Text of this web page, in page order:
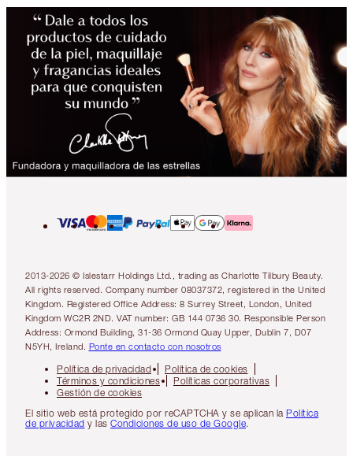
2013-2026 © Islestarr Holdings Ltd., trading as Charlotte Tilbury Beauty.
All rights reserved. Company number 08037372, registered in the United
Kingdom. Registered Office Address: 8 Surrey Street, London, United
Kingdom WC2R 2ND. VAT number: GB 144 0736 30. Responsible Person
Address: Ormond Building, 31-36 Ormond Quay Upper, Dublin 7, D07
N5YH, Ireland. Ponte en contacto con nosotros
Política de privacidad
Política de cookies
Términos y condiciones
Políticas corporativas
Gestión de cookies
El sitio web está protegido por reCAPTCHA y se aplican la Política
de privacidad y las Condiciones de uso de Google.